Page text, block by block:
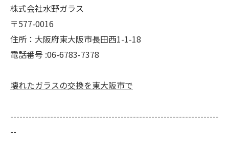
株式会社水野ガラス
〒577-0016
住所：大阪府東大阪市長田西1-1-18
電話番号 :06-6783-7378
壊れたガラスの交換を東大阪市で
--------------------------------------------------------------------
--